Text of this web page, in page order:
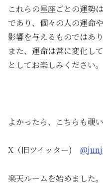
これらの星座ごとの運勢
であり、個々の人の運命
影響を与えるものではあり
また、運命は常に変化し
としてお楽しみください。
よかったら、こちらも覗
X（旧ツイッター)
楽天ルームを始めました。